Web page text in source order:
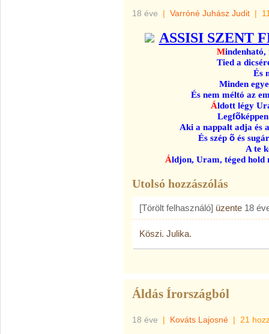
18 éve | Varróné Juhász Judit |
ASSISI SZENT
Mindenható,
Tied a
És
Minden
És nem méltó az
Áldottlégy
Legfõ
Aki a nappalt adja és
És szép õés
A te
Áldjon, Uram, téged hold
Utolsó hozzászólás
[Törölt felhasználó] üzente 18
Köszi. Julika.
Áldás Írországból
18 éve | Kováts Lajosné | 21